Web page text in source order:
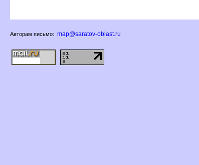
Авторам письмо: map@saratov-oblast.ru